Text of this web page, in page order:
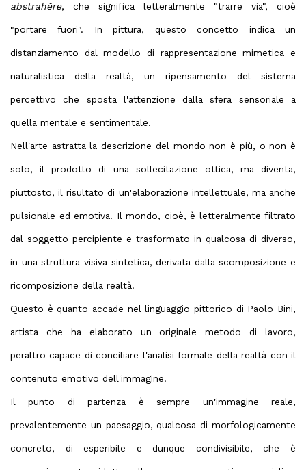
abstrahĕre, che significa letteralmente "trarre via", cioè
"portare fuori". In pittura, questo concetto indica un
distanziamento dal modello di rappresentazione mimetica e
naturalistica della realtà, un ripensamento del sistema
percettivo che sposta l'attenzione dalla sfera sensoriale a
quella mentale e sentimentale.
Nell'arte astratta la descrizione del mondo non è più, o non è
solo, il prodotto di una sollecitazione ottica, ma diventa,
piuttosto, il risultato di un'elaborazione intellettuale, ma anche
pulsionale ed emotiva. Il mondo, cioè, è letteralmente filtrato
dal soggetto percipiente e trasformato in qualcosa di diverso,
in una struttura visiva sintetica, derivata dalla scomposizione e
ricomposizione della realtà.
Questo è quanto accade nel linguaggio pittorico di Paolo Bini,
artista che ha elaborato un originale metodo di lavoro,
peraltro capace di conciliare l'analisi formale della realtà con il
contenuto emotivo dell'immagine.
Il punto di partenza è sempre un'immagine reale,
prevalentemente un paesaggio, qualcosa di morfologicamente
concreto, di esperibile e dunque condivisibile, che è